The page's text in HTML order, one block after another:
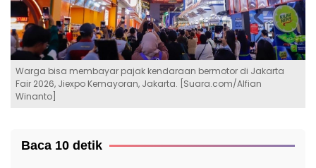
Warga bisa membayar pajak kendaraan bermotor di Jakarta
Fair 2026, Jiexpo Kemayoran, Jakarta. [Suara.com/Alfian
Winanto]
Baca 10 detik